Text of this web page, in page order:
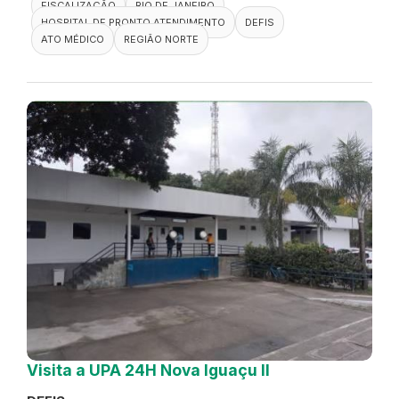
FISCALIZAÇÃO
RIO DE JANEIRO
HOSPITAL DE PRONTO ATENDIMENTO
DEFIS
ATO MÉDICO
REGIÃO NORTE
Visita a UPA 24H Nova Iguaçu II